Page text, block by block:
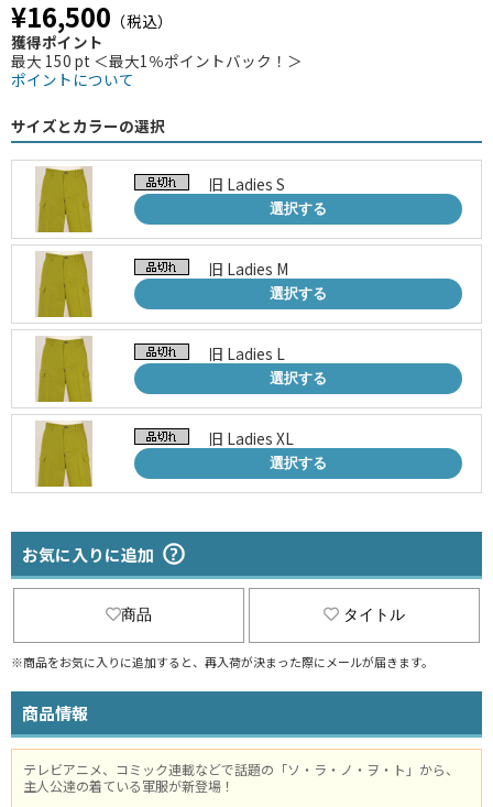
¥16,500 （税込）
獲得ポイント
最大 150 pt ＜最大1％ポイントバック！＞
ポイントについて
サイズとカラーの選択
旧 Ladies S
選択する
旧 Ladies M
選択する
旧 Ladies L
選択する
旧 Ladies XL
選択する
お気に入りに追加
商品 タイトル
※商品をお気に入りに追加すると、再入荷が決まった際にメールが届きます。
商品情報
テレビアニメ、コミック連載などで話題の「ソ・ラ・ノ・ヲ・ト」から、
主人公達の着ている軍服が新登場！